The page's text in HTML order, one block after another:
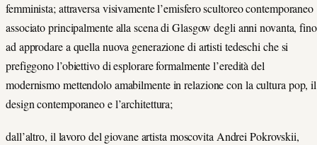
femminista; attraversa visivamente l’emisfero scultoreo contemporaneo
associato principalmente alla scena di Glasgow degli anni novanta, fino
ad approdare a quella nuova generazione di artisti tedeschi che si
prefiggono l’obiettivo di esplorare formalmente l’eredità del
modernismo mettendolo amabilmente in relazione con la cultura pop, il
design contemporaneo e l’architettura;
dall’altro, il lavoro del giovane artista moscovita Andrei Pokrovskii,